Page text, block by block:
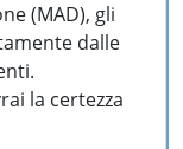
(MAD), gli
dalle
la certezza